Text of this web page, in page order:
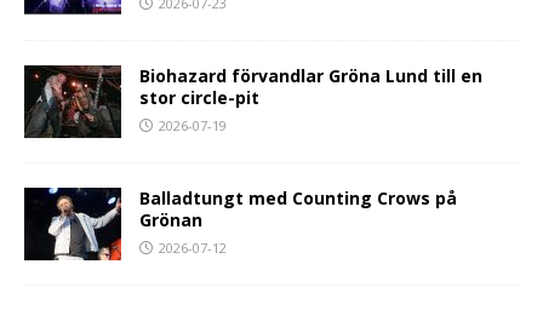
Biohazard förvandlar Gröna Lund till en
stor circle-pit
2026-07-19
Balladtungt med Counting Crows på
Grönan
2026-07-12